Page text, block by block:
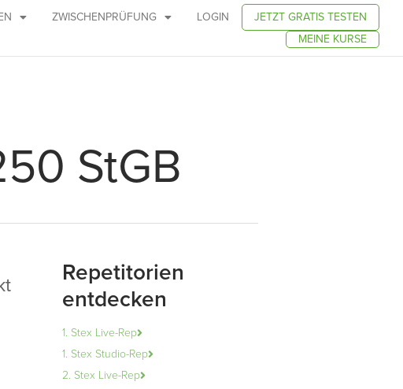
ZWISCHENPRÜFUNG LOGIN
JETZT GRATIS TESTEN
MEINE KURSE
StGB
Repetitorien
entdecken
1. Stex Live-Rep
1. Stex Studio-Rep
2. Stex Live-Rep